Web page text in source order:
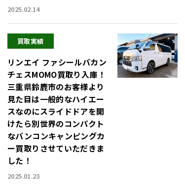
2025.02.14
買取実績
リンエイ ファシールバカン
チェスMOMO買取り入庫！
三重県鈴鹿市のお客様より
見た目は一般的なハイエー
スなのにスライドドアを開
けたら別世界のコンパクト
なバンコンキャンピングカ
ー買取りさせていただきま
した！
2025.01.23